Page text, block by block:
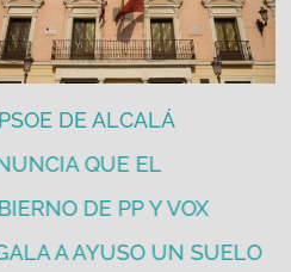
DE ALCALÁ
QUE EL
DE PP Y VOX
A AYUSO UN SUELO